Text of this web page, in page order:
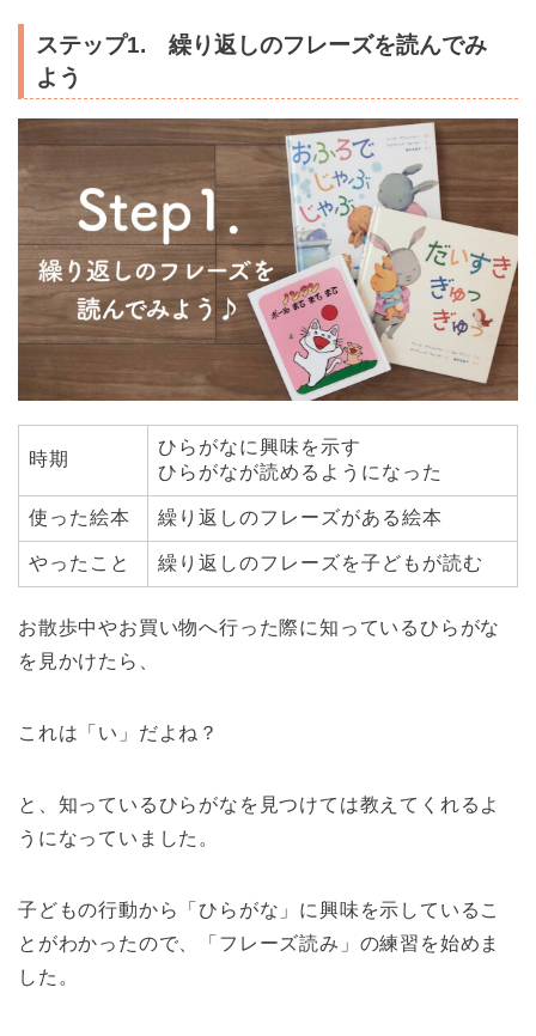
ステップ1. 繰り返しのフレーズを読んでみ
よう
時期
ひらがなに興味を示す
ひらがなが読めるようになった
使った絵本 繰り返しのフレーズがある絵本
やったこと 繰り返しのフレーズを子どもが読む
お散歩中やお買い物へ行った際に知っているひらがな
を見かけたら、
これは「い」だよね？
と、知っているひらがなを見つけては教えてくれるよ
うになっていました。
子どもの行動から「ひらがな」に興味を示しているこ
とがわかったので、「フレーズ読み」の練習を始めま
した。